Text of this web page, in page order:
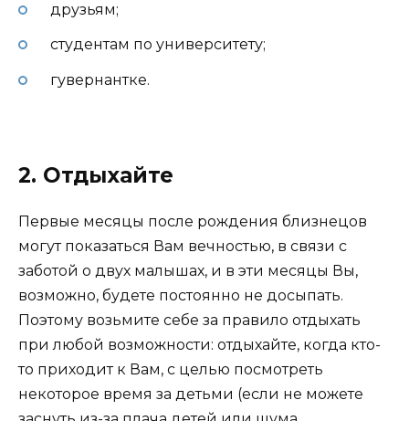
друзьям;
студентам по университету;
гувернантке.
2. Отдыхайте
Первые месяцы после рождения близнецов
могут показаться Вам вечностью, в связи с
заботой о двух малышах, и в эти месяцы Вы,
возможно, будете постоянно не досыпать.
Поэтому возьмите себе за правило отдыхать
при любой возможности: отдыхайте, когда кто-
то приходит к Вам, с целью посмотреть
некоторое время за детьми (если не можете